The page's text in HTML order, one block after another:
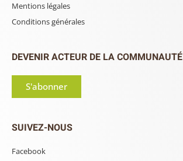
Mentions légales
Conditions générales
DEVENIR ACTEUR DE LA COMMUNAUTÉ
S'abonner
SUIVEZ-NOUS
Facebook